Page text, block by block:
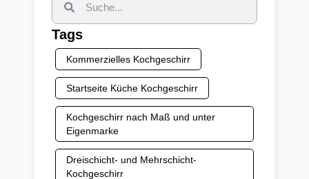
Tags
Kommerzielles Kochgeschirr
Startseite Küche Kochgeschirr
Kochgeschirr nach Maß und unter
Eigenmarke
Dreischicht- und Mehrschicht-
Kochgeschirr